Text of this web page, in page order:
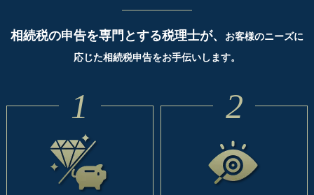
相続税の申告を専門とする税理士が、
お客様のニーズに
応じた相続税申告をお手伝いします。
1 2